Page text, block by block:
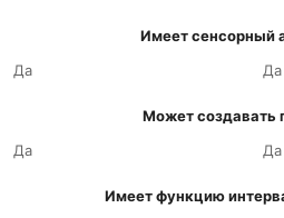
Имеет сенсорный
Да
Да
Может создавать
Да
Да
Имеет функцию